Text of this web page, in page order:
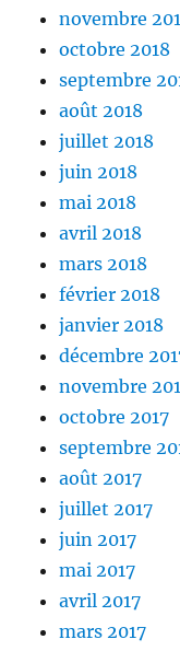
novembre
octobre 2018
septembre
août 2018
juillet 2018
juin 2018
mai 2018
avril 2018
mars 2018
février 2018
janvier 2018
décembre
novembre
octobre 2017
septembre
août 2017
juillet 2017
juin 2017
mai 2017
avril 2017
mars 2017